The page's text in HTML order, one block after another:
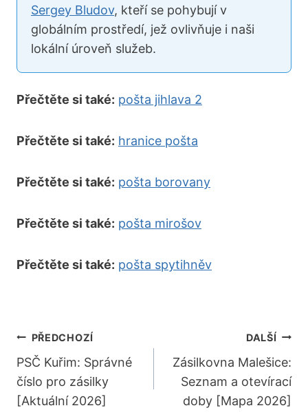
Sergey Bludov, kteří se pohybují v
globálním prostředí, jež ovlivňuje i naši
lokální úroveň služeb.
Přečtěte si také: pošta jihlava 2
Přečtěte si také: hranice pošta
Přečtěte si také: pošta borovany
Přečtěte si také: pošta mirošov
Přečtěte si také: pošta spytihněv
Navigace
Pro
Příspěvek
PŘEDCHOZÍ
PSČ Kuřim: Správné
číslo pro zásilky
[Aktuální 2026]
DALŠÍ
Zásilkovna Malešice:
Seznam a otevírací
doby [Mapa 2026]